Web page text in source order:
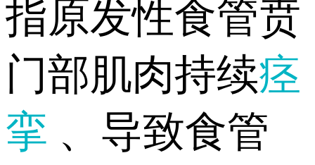
指原发性食管贲
门部肌肉持续痉
挛 、导致食管